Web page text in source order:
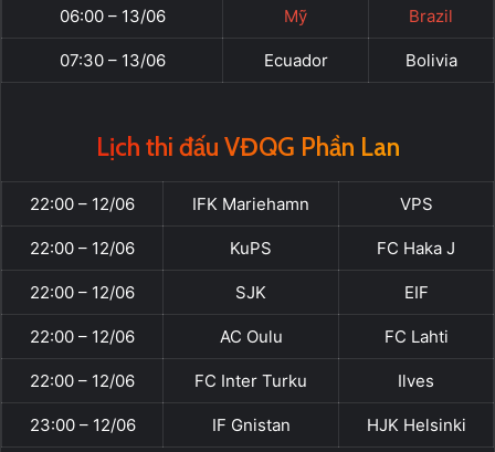
06:00 – 13/06 Mỹ Brazil
07:30 – 13/06 Ecuador Bolivia
Lịch thi đấu VĐQG Phần Lan
22:00 – 12/06 IFK Mariehamn VPS
22:00 – 12/06 KuPS FC Haka J
22:00 – 12/06 SJK EIF
22:00 – 12/06 AC Oulu FC Lahti
22:00 – 12/06 FC Inter Turku Ilves
23:00 – 12/06 IF Gnistan HJK Helsinki